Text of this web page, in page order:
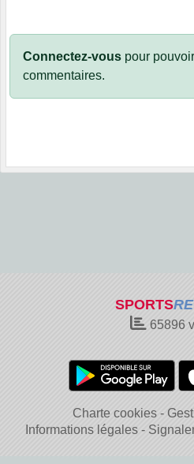
Connectez-vous pour
commentaires.
SPORTS
65896
Charte cookies
Informations légales